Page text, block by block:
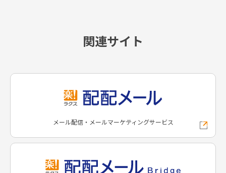
関連サイト
メール配信・メールマーケティングサービス